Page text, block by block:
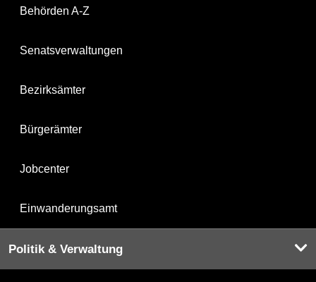
Behörden A-Z
Senatsverwaltungen
Bezirksämter
Bürgerämter
Jobcenter
Einwanderungsamt
Politik & Verwaltung